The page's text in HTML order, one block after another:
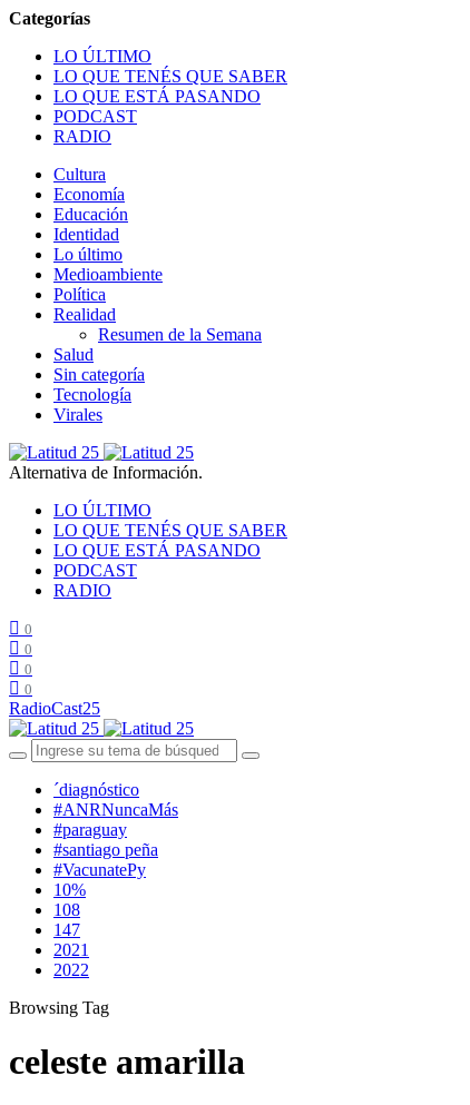
LO ÚLTIMO
LO QUE TENÉS QUE SABER
LO QUE ESTÁ PASANDO
PODCAST
RADIO
Cultura
Economía
Educación
Identidad
Lo último
Medioambiente
Política
Realidad
Resumen de la Semana
Salud
Sin categoría
Tecnología
Virales
Alternativa de Información.
LO ÚLTIMO
LO QUE TENÉS QUE SABER
LO QUE ESTÁ PASANDO
PODCAST
RADIO
0
0
0
0
RadioCast25
´diagnóstico
#ANRNuncaMás
#paraguay
#santiago peña
#VacunatePy
10%
108
147
2021
2022
Browsing Tag
celeste amarilla